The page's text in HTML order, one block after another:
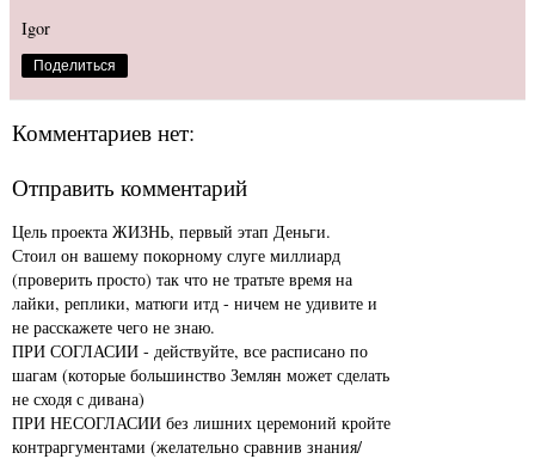
Igor
Поделиться
Комментариев нет:
Отправить комментарий
Цель проекта ЖИЗНЬ, первый этап Деньги.
Стоил он вашему покорному слуге миллиард
(проверить просто) так что не тратьте время на
лайки, реплики, матюги итд - ничем не удивите и
не расскажете чего не знаю.
ПРИ СОГЛАСИИ - действуйте, все расписано по
шагам (которые большинство Землян может сделать
не сходя с дивана)
ПРИ НЕСОГЛАСИИ без лишних церемоний кройте
контраргументами (желательно сравнив знания/